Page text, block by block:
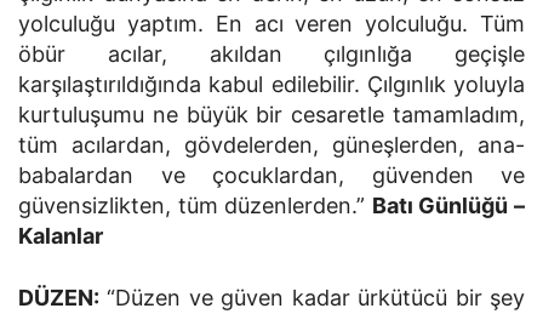
yolculuğu yaptım. En acı veren yolculuğu. Tüm
öbür acılar, akıldan çılgınlığa geçişle
karşılaştırıldığında kabul edilebilir. Çılgınlık yoluyla
kurtuluşumu ne büyük bir cesaretle tamamladım,
tüm acılardan, gövdelerden, güneşlerden, ana-
babalardan ve çocuklardan, güvenden ve
güvensizlikten, tüm düzenlerden.” Batı Günlüğü –
Kalanlar
DÜZEN: “Düzen ve güven kadar ürkütücü bir şey